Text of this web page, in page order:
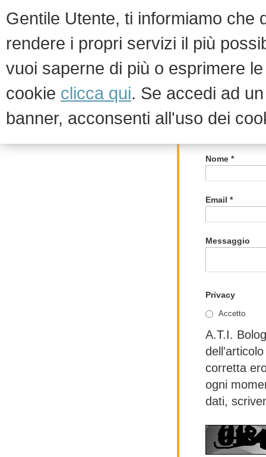
Gentile Utente, ti informiamo che
rendere i propri servizi il più
vuoi saperne di più o esprimere
cookie clicca qui. Se accedi ad
banner, acconsenti all'uso dei
Contatti Scrivici
Nome *
Email *
Messaggio
Privacy
Accetto
A.T.I.
corretta
ogni
dati,